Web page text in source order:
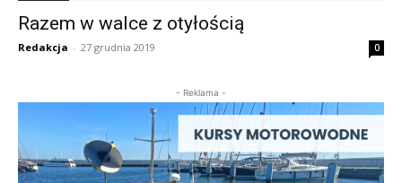
Razem w walce z otyłością
Redakcja - 27 grudnia 2019 0
- Reklama -